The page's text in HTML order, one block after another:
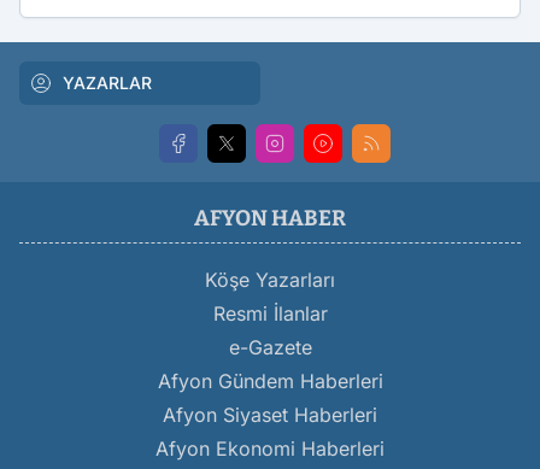
YAZARLAR
AFYON HABER
Köşe Yazarları
Resmi İlanlar
e-Gazete
Afyon Gündem Haberleri
Afyon Siyaset Haberleri
Afyon Ekonomi Haberleri